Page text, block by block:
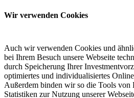
Wir verwenden Cookies
Auch wir verwenden Cookies und
bei Ihrem Besuch unsere Webseite
durch Speicherung Ihrer
optimiertes und individualisiertes
Außerdem binden wir so die Tools von
Statistiken zur Nutzung unserer